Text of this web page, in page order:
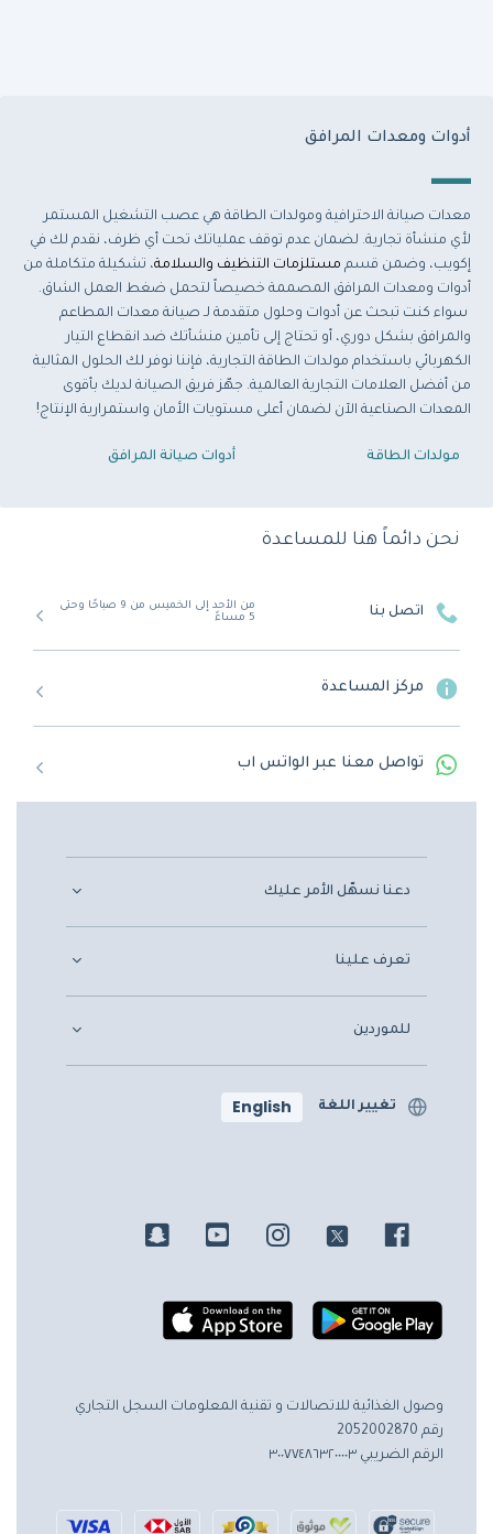
أدوات ومعدات المرافق
معدات صيانة الاحترافية ومولدات الطاقة هي عصب التشغيل المستمر
لأي منشأة تجارية. لضمان عدم توقف عملياتك تحت أي ظرف، نقدم لك في
إكويب، وضمن قسم مستلزمات التنظيف والسلامة، تشكيلة متكاملة من
أدوات ومعدات المرافق المصممة خصيصاً لتحمل ضغط العمل الشاق.
سواء كنت تبحث عن أدوات وحلول متقدمة لـ صيانة معدات المطاعم
والمرافق بشكل دوري، أو تحتاج إلى تأمين منشأتك ضد انقطاع التيار
الكهربائي باستخدام مولدات الطاقة التجارية، فإننا نوفر لك الحلول المثالية
من أفضل العلامات التجارية العالمية. جهّز فريق الصيانة لديك بأقوى
المعدات الصناعية الآن لضمان أعلى مستويات الأمان واستمرارية الإنتاج!
مولدات الطاقة أدوات صيانة المرافق
نحن دائماً هنا للمساعدة
اتصل بنا
من الأحد إلى الخميس من 9 صباحًا وحتى
5 مساءً
مركز المساعدة
تواصل معنا عبر الواتس اب
دعنا نسهّل الأمر عليك
تعرف علينا
للموردين
تغيير اللغة English
وصول الغذائية للاتصالات و تقنية المعلومات السجل التجاري
رقم 2052002870
الرقم الضريبي ٣٠٠٧٧٤٨٦٣٢٠٠٠٠٣